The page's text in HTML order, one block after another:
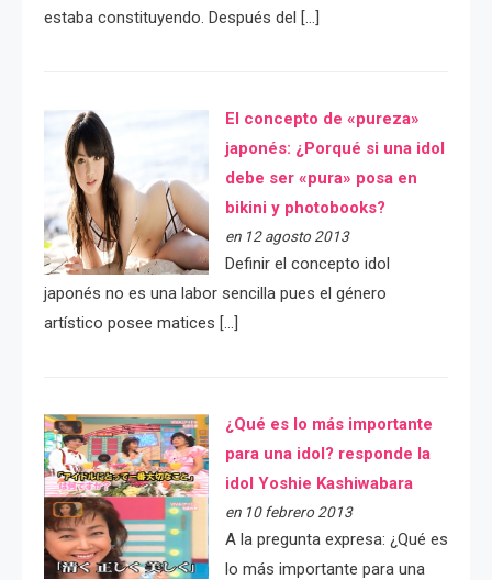
estaba constituyendo. Después del […]
El concepto de «pureza»
japonés: ¿Porqué si una idol
debe ser «pura» posa en
bikini y photobooks?
en 12 agosto 2013
Definir el concepto idol
japonés no es una labor sencilla pues el género
artístico posee matices […]
¿Qué es lo más importante
para una idol? responde la
idol Yoshie Kashiwabara
en 10 febrero 2013
A la pregunta expresa: ¿Qué es
lo más importante para una